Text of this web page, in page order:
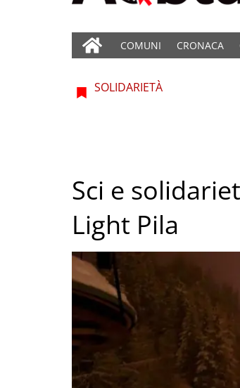
COMUNI CRONACA
SOLIDARIETÀ
Sci e
Light Pila